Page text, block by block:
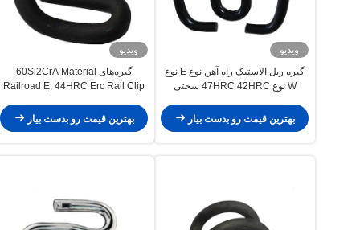
ویدیو
گیره ریل الاستیک راه آهن نوع E نوع
W نوع 47HRC 42HRC سختی
بهترین قیمت رو بدست بیار
ویدیو
گیره‌های 60Si2CrA Material
Railroad E, 44HRC Erc Rail Clip
بهترین قیمت رو بدست بیار